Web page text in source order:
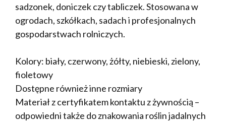
sadzonek, doniczek czy tabliczek. Stosowana w
ogrodach, szkółkach, sadach i profesjonalnych
gospodarstwach rolniczych.
Kolory: biały, czerwony, żółty, niebieski, zielony,
fioletowy
Dostępne również inne rozmiary
Materiał z certyfikatem kontaktu z żywnością –
odpowiedni także do znakowania roślin jadalnych